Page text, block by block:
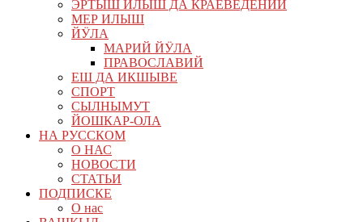
ЭРТЫШ ИЛЫШ ДА КРАЕВЕДЕНИЙ
МЕР ИЛЫШ
ЙӰЛА
МАРИЙ ЙӰЛА
ПРАВОСЛАВИЙ
ЕШ ДА ИКШЫВЕ
СПОРТ
СЫЛНЫМУТ
ЙОШКАР-ОЛА
НА РУССКОМ
О НАС
НОВОСТИ
СТАТЬИ
ПОДПИСКЕ
О нас